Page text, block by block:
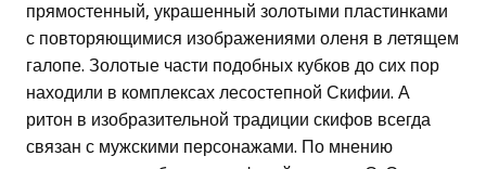
прямостенный, украшенный золотыми пластинками
с повторяющимися изображениями оленя в летящем
галопе. Золотые части подобных кубков до сих пор
находили в комплексах лесостепной Скифии. А
ритон в изобразительной традиции скифов всегда
связан с мужскими персонажами. По мнению